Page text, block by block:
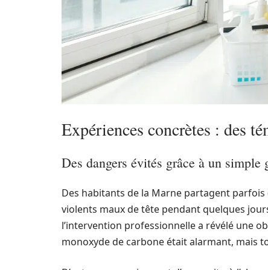
Expériences concrètes : des
Des dangers évités grâce à un simple
Des habitants de la Marne partagent parfois
violents maux de tête pendant quelques
l’intervention professionnelle a révélé une
monoxyde de carbone était alarmant, mais